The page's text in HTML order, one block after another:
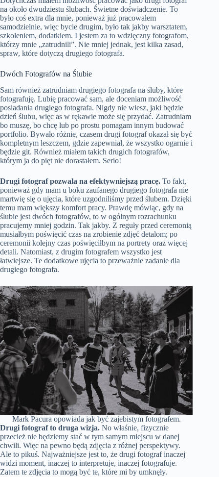
na około dwudziestu ślubach. Świetne doświadczenie. To
było coś extra dla mnie, ponieważ już pracowałem
samodzielnie, więc bycie drugim, było tak jakby warsztatem,
szkoleniem, dodatkiem. I jestem za to wdzięczny fotografom,
którzy mnie „zatrudnili”. Nie mniej jednak, jest kilka zasad,
spraw, które dotyczą drugiego fotografa.
Dwóch Fotografów na Ślubie
Sam również zatrudniam drugiego fotografa na śluby, które
fotografuję. Lubię pracować sam, ale doceniam możliwość
posiadania drugiego fotografa. Nigdy nie wiesz, jaki będzie
dzień ślubu, więc as w rękawie może się przydać. Zatrudniam
bo muszę, bo chcę lub po prostu pomagam innym budować
portfolio. Bywało różnie, czasem drugi fotograf okazał się być
kompletnym leszczem, gdzie zapewniał, że wszystko ogarnie i
będzie git. Również miałem takich drugich fotografów,
którym ja do pięt nie dorastałem. Serio!
Drugi fotograf pozwala na efektywniejszą pracę. To fakt,
ponieważ gdy mam u boku zaufanego drugiego fotografa nie
martwię się o ujęcia, które uzgodniliśmy przed ślubem. Dzięki
temu mam większy komfort pracy. Prawdę mówiąc, gdy na
ślubie jest dwóch fotografów, to w ogólnym rozrachunku
pracujemy mniej godzin. Tak jakby. Z reguły przed ceremonią
musiałbym poświęcić czas na zrobienie zdjęć detalom; po
ceremonii kolejny czas poświęciłbym na portrety oraz więcej
detali. Natomiast, z drugim fotografem wszystko jest
łatwiejsze. Te dodatkowe ujęcia to przeważnie zadanie dla
drugiego fotografa.
Mark Pacura opowiada jak być zajebistym fotografem.
Drugi fotograf to druga wizja. No właśnie, fizycznie
przecież nie będziemy stać w tym samym miejscu w danej
chwili. Więc na pewno będą zdjęcia z różnej perspektywy.
Ale to pikuś. Najważniejsze jest to, że drugi fotograf inaczej
widzi moment, inaczej to interpretuje, inaczej fotografuje.
Zatem te zdjęcia to mogą być te, które mi by umknęły.